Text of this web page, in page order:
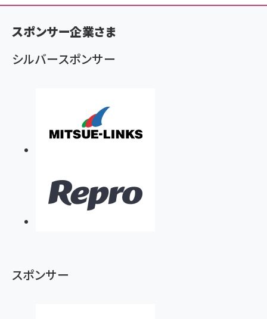
く
ず
スポンサー企業さま
シルバースポンサー
スポンサー